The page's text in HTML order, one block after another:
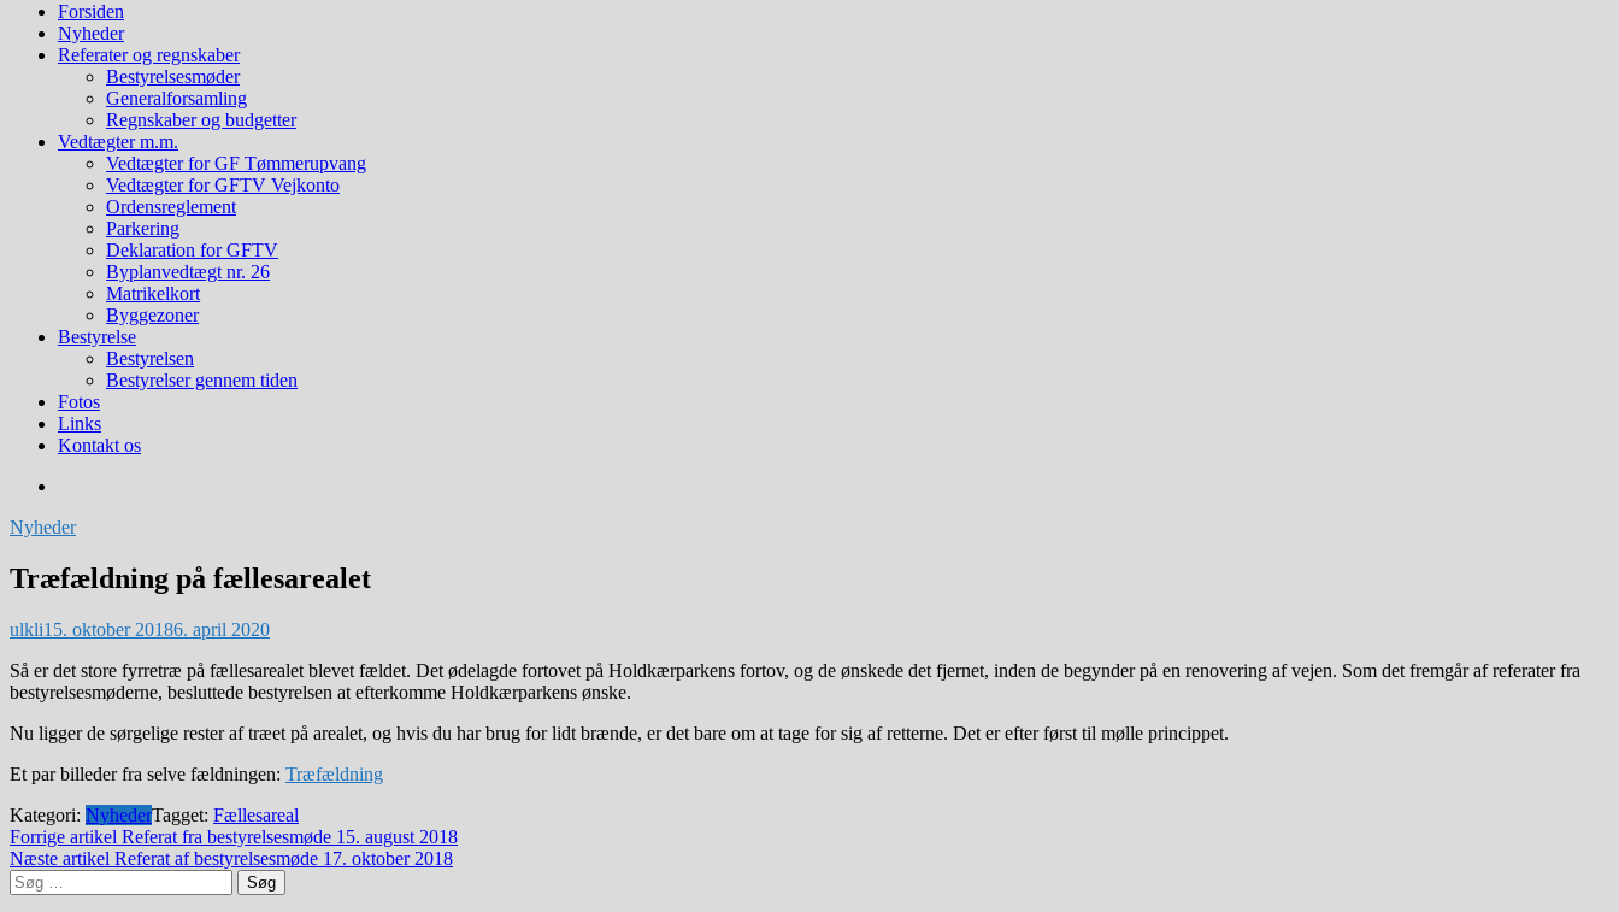
Forsiden
Nyheder
Referater og regnskaber
Bestyrelsesmøder
Generalforsamling
Regnskaber og budgetter
Vedtægter m.m.
Vedtægter for GF Tømmerupvang
Vedtægter for GFTV Vejkonto
Ordensreglement
Parkering
Deklaration for GFTV
Byplanvedtægt nr. 26
Matrikelkort
Byggezoner
Bestyrelse
Bestyrelsen
Bestyrelser gennem tiden
Fotos
Links
Kontakt os
Nyheder
Træfældning på fællesarealet
ulkli15. oktober 20186. april 2020
Så er det store fyrretræ på fællesarealet blevet fældet. Det ødelagde fortovet på Holdkærparkens fortov, og de ønskede det fjernet, inden de begynder på en renovering af vejen. Som det fremgår af referater fra
bestyrelsesmøderne, besluttede bestyrelsen at efterkomme Holdkærparkens ønske.
Nu ligger de sørgelige rester af træet på arealet, og hvis du har brug for lidt brænde, er det bare om at tage for sig af retterne. Det er efter først til mølle princippet.
Et par billeder fra selve fældningen: Træfældning
Kategori: NyhederTagget: Fællesareal
Indlægsnavigation
Forrige artikel Referat fra bestyrelsesmøde 15. august 2018
Næste artikel Referat af bestyrelsesmøde 17. oktober 2018
Søg
efter: